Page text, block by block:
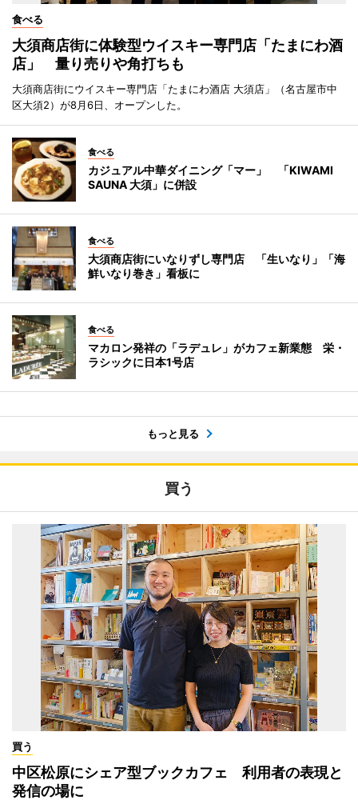
食べる
大須商店街に体験型ウイスキー専門店「たまにわ酒
店」 量り売りや角打ちも
大須商店街にウイスキー専門店「たまにわ酒店 大須店」（名古屋市中
区大須2）が8月6日、オープンした。
食べる
カジュアル中華ダイニング「マー」 「KIWAMI
SAUNA 大須」に併設
食べる
大須商店街にいなりずし専門店 「生いなり」「海
鮮いなり巻き」看板に
食べる
マカロン発祥の「ラデュレ」がカフェ新業態 栄・
ラシックに日本1号店
もっと見る
買う
買う
中区松原にシェア型ブックカフェ 利用者の表現と
発信の場に